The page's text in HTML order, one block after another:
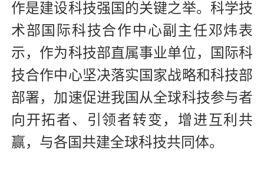
作是建设科技强国的关键之举。科学技
术部国际科技合作中心副主任邓炜表
示，作为科技部直属事业单位，国际科
技合作中心坚决落实国家战略和科技部
部署，加速促进我国从全球科技参与者
向开拓者、引领者转变，增进互利共
赢，与各国共建全球科技共同体。